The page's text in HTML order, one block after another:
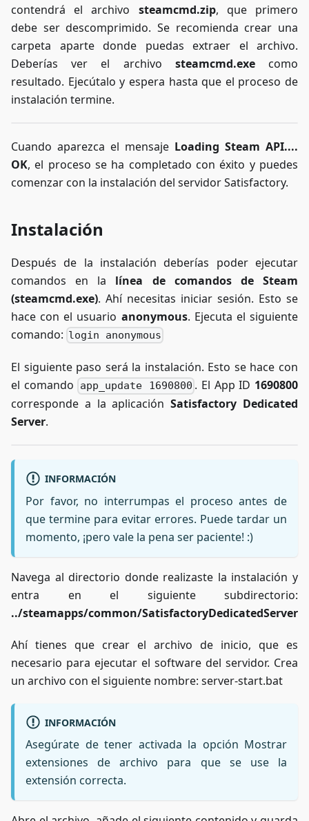
contendrá el archivo steamcmd.zip, que primero
debe ser descomprimido. Se recomienda crear una
carpeta aparte donde puedas extraer el archivo.
Deberías ver el archivo steamcmd.execomo
resultado. Ejecútalo y espera hasta que el proceso de
instalación termine.
Cuando aparezca el mensaje Loading Steam API....
OK, el proceso se ha completado con éxito y puedes
comenzar con la instalación del servidor Satisfactory.
Instalación
Después de la instalación deberías poder ejecutar
comandos en la línea de comandos de Steam
(steamcmd.exe). Ahí necesitas iniciar sesión. Esto se
hace con el usuario anonymous. Ejecuta el siguiente
comando: login anonymous
El siguiente paso será la instalación. Esto se hace con
el comando
app_update 1690800 . El App ID 1690800
corresponde a la aplicaciónSatisfactory Dedicated
Server.
INFORMACIÓN
Por favor, no interrumpas el proceso antes de
que termine para evitar errores. Puede tardar un
momento, ¡pero vale la pena ser paciente! :)
Navega al directorio donde realizaste la instalación y
entra en el siguiente subdirectorio:
../steamapps/common/SatisfactoryDedicatedServer
Ahí tienes que crear el archivo de inicio, que es
necesario para ejecutar el software del servidor. Crea
un archivo con el siguiente nombre: server-start.bat
INFORMACIÓN
Asegúrate de tener activada la opción Mostrar
extensiones de archivo para que se use la
extensión correcta.